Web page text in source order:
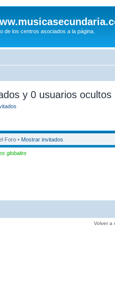
de los centros asociados a la página.
y 0 usuarios ocultos
Foro • Mostrar invitados
globales
Volver a